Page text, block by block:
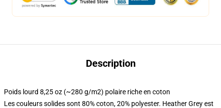
Description
Poids lourd 8,25 oz (~280 g/m2) polaire riche en coton
Les couleurs solides sont 80% coton, 20% polyester. Heather Grey est